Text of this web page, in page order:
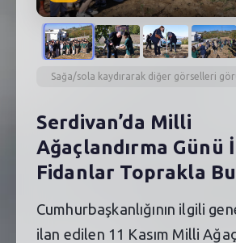
Sağa/sola kaydırarak diğer görselleri
Serdivan’da Milli
Ağaçlandırma Günü
Fidanlar Toprakla
Cumhurbaşkanlığının ilgili
ilan edilen 11 Kasım Milli
PARKLAR
PAZAR YERLERI
PLANETARYUM